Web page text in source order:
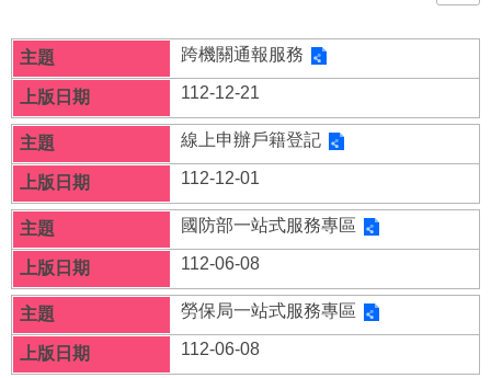
跨機關通報服務
112-12-21
線上申辦戶籍登記
112-12-01
國防部一站式服務專區
112-06-08
勞保局一站式服務專區
112-06-08